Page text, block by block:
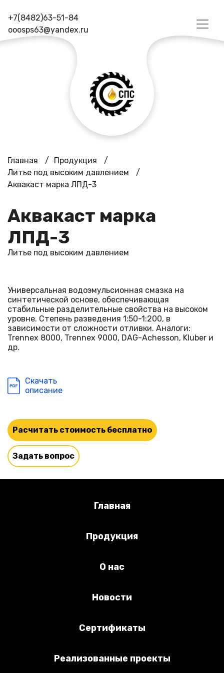
+7(8482)63-51-84
ooosps63@yandex.ru
Главная / Продукция
/
Литье под высоким давлением
/
Аквакаст марка ЛПД-3
Аквакаст марка
ЛПД-3
Литье под высоким давлением
Универсальная водоэмульсионная смазка на
синтетической основе, обеспечивающая
стабильные разделительные свойства на высоком
уровне. Степень разведения 1:50-1:200, в
зависимости от сложности отливки. Аналоги:
Trennex 8000, Trennex 9000, DAG-Achesson, Kluber и
др.
Скачать
описание
Расчитать стоимость бесплатно
Задать вопрос
Главная
Продукция
О нас
Новости
Сертификаты
Реализованные проекты